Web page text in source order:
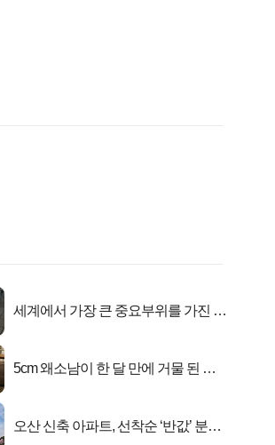
세계에서 가장 큰 중요부위를 가진 남
5cm 왜소남이 한 달 만에 거물 된 사
오산 신축 아파트, 선착순 ‘반값’ 분양